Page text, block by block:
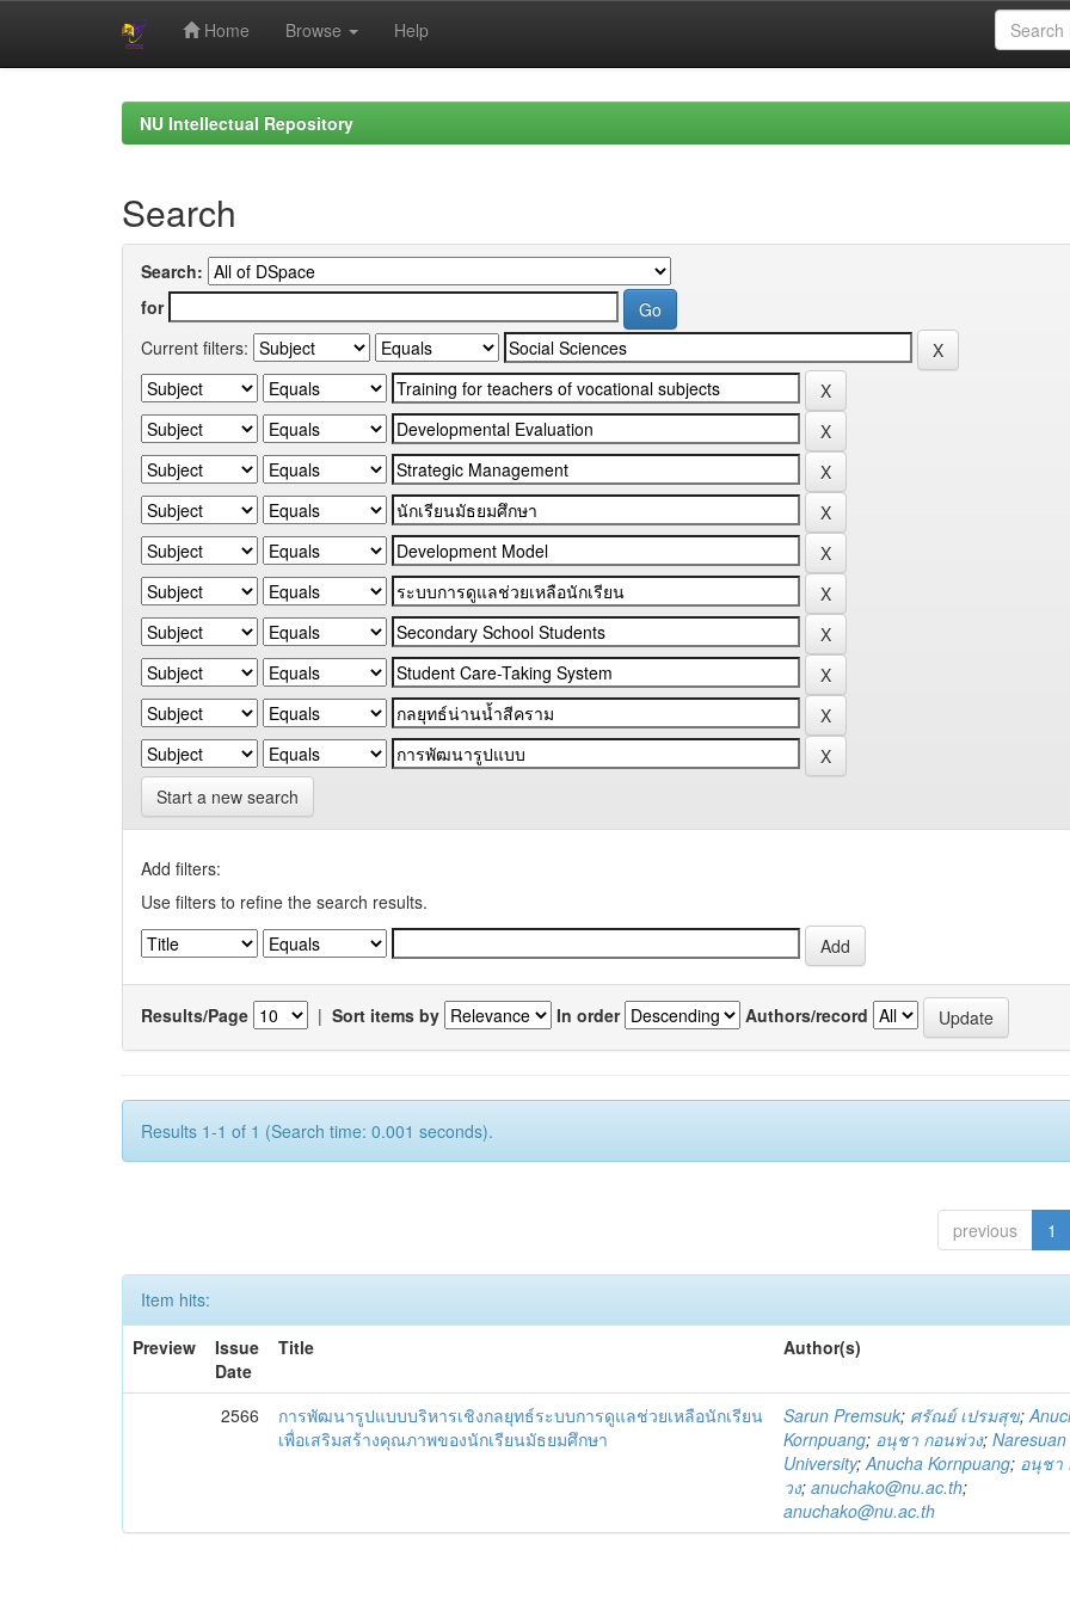
Home Browse Help
NU Intellectual Repository
Search
Search:
for
Current filters:
Start a new search
Add filters:
Use filters to refine the search results.
Results/Page | Sort items by In order Authors/record
Results 1-1 of 1 (Search time: 0.001 seconds).
previous 1
Item hits:
Preview
Issue
Date
Title Author(s)
2566
การพัฒนารูปแบบบริหารเชิงกลยุทธ์ระบบการดูแลช่วยเหลือนักเรียน
เพื่อเสริมสร้างคุณภาพของนักเรียนมัธยมศึกษา
Sarun Premsuk; ศรัณย์ เปรมสุข;
Kornpuang; อนุชา กอนพ่วง;Naresuan
University;Anucha Kornpuang; อนุชา
วง;anuchako@nu.ac.th;
anuchako@nu.ac.th